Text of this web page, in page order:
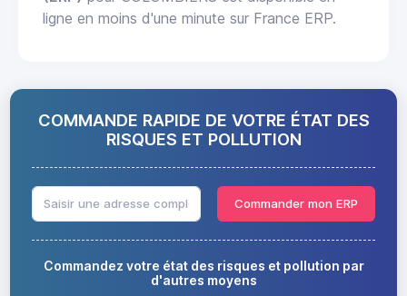
ligne en moins d'une minute sur France ERP.
COMMANDE RAPIDE DE VOTRE ÉTAT DES
RISQUES ET POLLUTION
Commander mon ERP
Commandez votre état des risques et pollution par
d'autres moyens